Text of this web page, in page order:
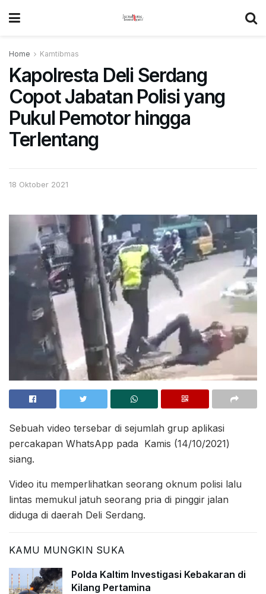
Home Kamtibmas
Kapolresta Deli Serdang
Copot Jabatan Polisi yang
Pukul Pemotor hingga
Terlentang
18 Oktober 2021
Sebuah video tersebar di sejumlah grup aplikasi
percakapan WhatsApp pada Kamis (14/10/2021)
siang.
Video itu memperlihatkan seorang oknum polisi lalu
lintas memukul jatuh seorang pria di pinggir jalan
diduga di daerah Deli Serdang.
KAMU MUNGKIN SUKA
Polda Kaltim Investigasi Kebakaran di
Kilang Pertamina